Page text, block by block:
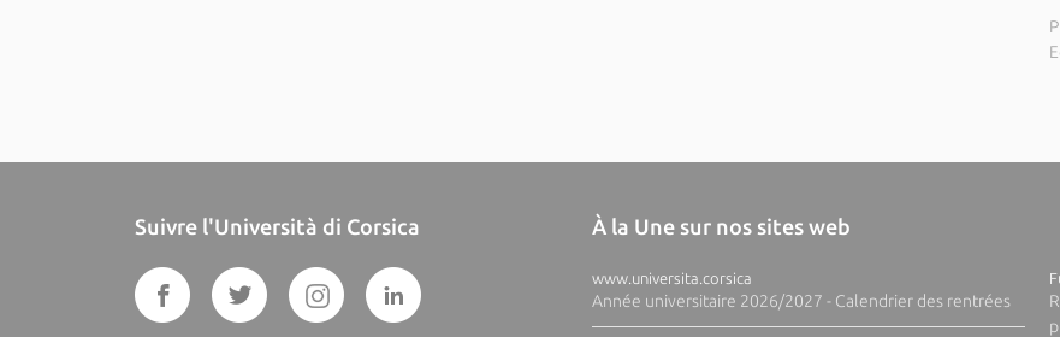
Suivre l'Università di Corsica À la Une sur nos sites web
www.universita.corsica
Année universitaire 2026/2027 - Calendrier des rentrées